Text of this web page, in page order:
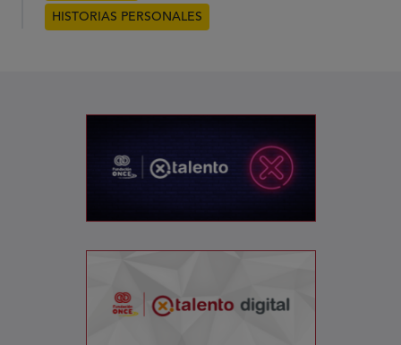
HISTORIAS PERSONALES